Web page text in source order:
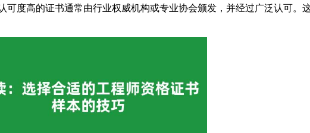
度高的证书通常由行业权威机构或专业协会颁发，并经过广泛认可。